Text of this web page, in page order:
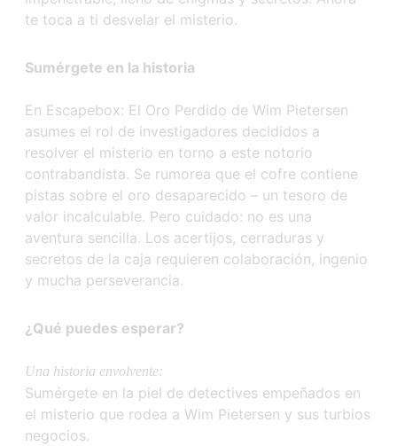
te toca a ti desvelar el misterio.
Sumérgete en la historia
En Escapebox: El Oro Perdido de Wim Pietersen
asumes el rol de investigadores decididos a
resolver el misterio en torno a este notorio
contrabandista. Se rumorea que el cofre contiene
pistas sobre el oro desaparecido – un tesoro de
valor incalculable. Pero cuidado: no es una
aventura sencilla. Los acertijos, cerraduras y
secretos de la caja requieren colaboración, ingenio
y mucha perseverancia.
¿Qué puedes esperar?
Una historia envolvente:
Sumérgete en la piel de detectives empeñados en
el misterio que rodea a Wim Pietersen y sus turbios
negocios.